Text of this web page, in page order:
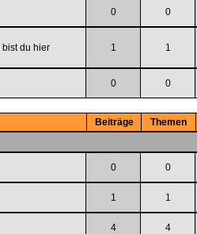
0 0
bist du hier
1 1
0 0
Beiträge Themen
0 0
1 1
4 4